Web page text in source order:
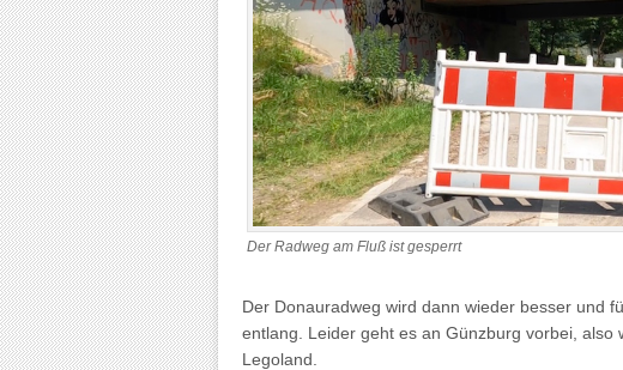
Der Radweg am Fluß ist gesperrt
Der Donauradweg wird dann wieder besser und
entlang. Leider geht es an Günzburg vorbei, also
Legoland.